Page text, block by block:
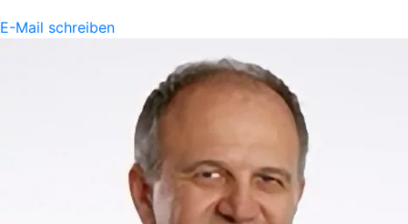
E-Mail schreiben